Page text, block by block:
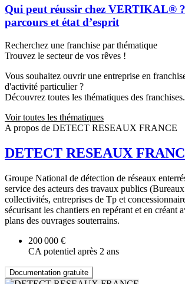
Qui peut réussir chez VERTIKAL®
parcours et état d’esprit
Recherchez une franchise par thématique
Trouvez le secteur de vos rêves !
Vous souhaitez ouvrir une entreprise en
d'activité particulier ?
Découvrez toutes les thématiques des franchises.
Voir toutes les thématiques
A propos de DETECT RESEAUX FRANCE
DETECT RESEAUX
Groupe National de détection de réseaux
service des acteurs des travaux publics (Bureaux
collectivités, entreprises de Tp et
sécurisant les chantiers en repérant et en créant
plans des ouvrages souterrains.
200 000 €
CA potentiel après 2 ans
Documentation gratuite